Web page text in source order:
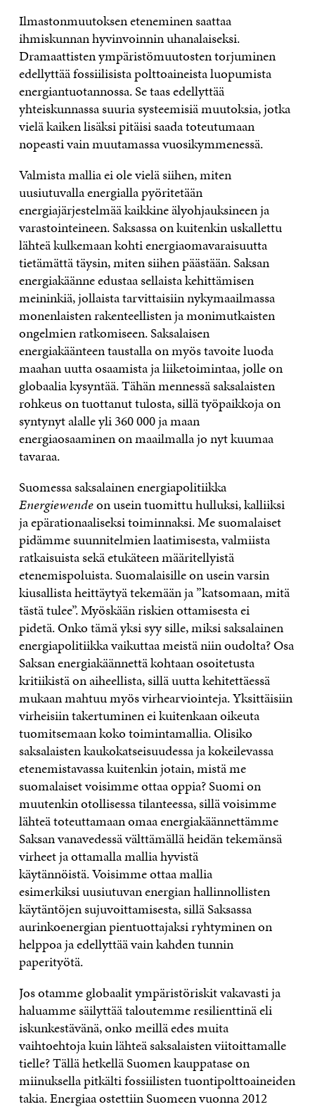
Ilmastonmuutoksen eteneminen saattaa
ihmiskunnan hyvinvoinnin uhanalaiseksi.
Dramaattisten ympäristömuutosten torjuminen
edellyttää fossiilisista polttoaineista luopumista
energiantuotannossa. Se taas edellyttää
yhteiskunnassa suuria systeemisiä muutoksia, jotka
vielä kaiken lisäksi pitäisi saada toteutumaan
nopeasti vain muutamassa vuosikymmenessä.
Valmista mallia ei ole vielä siihen, miten
uusiutuvalla energialla pyöritetään
energiajärjestelmää kaikkine älyohjauksineen ja
varastointeineen. Saksassa on kuitenkin uskallettu
lähteä kulkemaan kohti energiaomavaraisuutta
tietämättä täysin, miten siihen päästään. Saksan
energiakäänne edustaa sellaista kehittämisen
meininkiä, jollaista tarvittaisiin nykymaailmassa
monenlaisten rakenteellisten ja monimutkaisten
ongelmien ratkomiseen. Saksalaisen
energiakäänteen taustalla on myös tavoite luoda
maahan uutta osaamista ja liiketoimintaa, jolle on
globaalia kysyntää. Tähän mennessä saksalaisten
rohkeus on tuottanut tulosta, sillä työpaikkoja on
syntynyt alalle yli 360 000 ja maan
energiaosaaminen on maailmalla jo nyt kuumaa
tavaraa.
Suomessa saksalainen energiapolitiikka
Energiewendeon usein tuomittu hulluksi, kalliiksi
ja epärationaaliseksi toiminnaksi. Me suomalaiset
pidämme suunnitelmien laatimisesta, valmiista
ratkaisuista sekä etukäteen määritellyistä
etenemispoluista. Suomalaisille on usein varsin
kiusallista heittäytyä tekemään ja ”katsomaan, mitä
tästä tulee”. Myöskään riskien ottamisesta ei
pidetä. Onko tämä yksi syy sille, miksi saksalainen
energiapolitiikka vaikuttaa meistä niin oudolta? Osa
Saksan energiakäännettä kohtaan osoitetusta
kritiikistä on aiheellista, sillä uutta kehitettäessä
mukaan mahtuu myös virhearviointeja. Yksittäisiin
virheisiin takertuminen ei kuitenkaan oikeuta
tuomitsemaan koko toimintamallia. Olisiko
saksalaisten kaukokatseisuudessa ja kokeilevassa
etenemistavassa kuitenkin jotain, mistä me
suomalaiset voisimme ottaa oppia? Suomi on
muutenkin otollisessa tilanteessa, sillä voisimme
lähteä toteuttamaan omaa energiakäännettämme
Saksan vanavedessä välttämällä heidän tekemänsä
virheet ja ottamalla mallia hyvistä
käytännöistä. Voisimme ottaa mallia
esimerkiksi uusiutuvan energian hallinnollisten
käytäntöjen sujuvoittamisesta, sillä Saksassa
aurinkoenergian pientuottajaksi ryhtyminen on
helppoa ja edellyttää vain kahden tunnin
paperityötä.
Jos otamme globaalit ympäristöriskit vakavasti ja
haluamme säilyttää taloutemme resilienttinä eli
iskunkestävänä, onko meillä edes muita
vaihtoehtoja kuin lähteä saksalaisten viitoittamalle
tielle? Tällä hetkellä Suomen kauppatase on
miinuksella pitkälti fossiilisten tuontipolttoaineiden
takia. Energiaa ostettiin Suomeen vuonna 2012